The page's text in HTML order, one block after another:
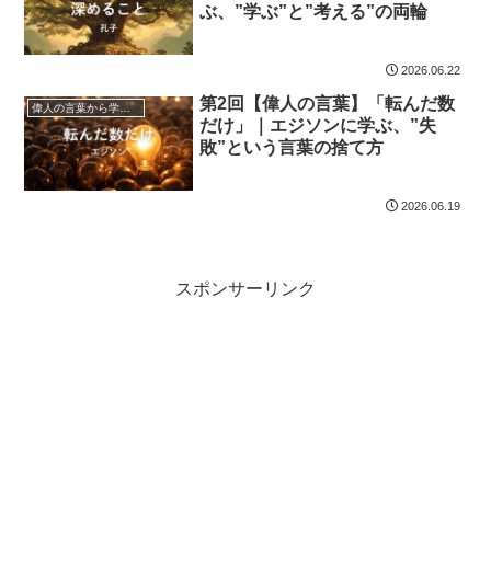
ぶ、”学ぶ”と”考える”の両輪
2026.06.22
偉人の言葉から学ぼう
第2回【偉人の言葉】「転んだ数
だけ」｜エジソンに学ぶ、”失
敗”という言葉の捨て方
2026.06.19
スポンサーリンク